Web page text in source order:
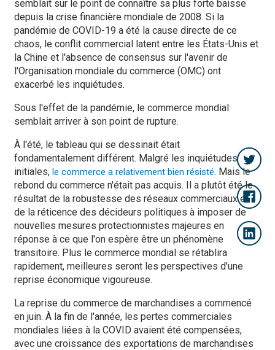
semblait sur le point de connaître sa plus forte baisse
depuis la crise financière mondiale de 2008. Si la
pandémie de COVID-19 a été la cause directe de ce
chaos, le conflit commercial latent entre les États-Unis et
la Chine et l'absence de consensus sur l'avenir de
l'Organisation mondiale du commerce (OMC) ont
exacerbé les inquiétudes.
Sous l'effet de la pandémie, le commerce mondial
semblait arriver à son point de rupture.
À l'été, le tableau qui se dessinait était
fondamentalement différent. Malgré les inquiétudes
initiales, le commerce a relativement bien résisté. Mais le
rebond du commerce n'était pas acquis. Il a plutôt été le
résultat de la robustesse des réseaux commerciaux et
de la réticence des décideurs politiques à imposer de
nouvelles mesures protectionnistes majeures en
réponse à ce que l'on espère être un phénomène
transitoire. Plus le commerce mondial se rétablira
rapidement, meilleures seront les perspectives d'une
reprise économique vigoureuse.
La reprise du commerce de marchandises a commencé
en juin. À la fin de l'année, les pertes commerciales
mondiales liées à la COVID avaient été compensées,
avec une croissance des exportations de marchandises